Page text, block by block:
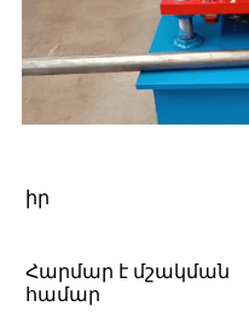
իր
Հարմար է մշակման
համար